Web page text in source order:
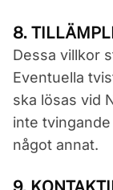
8.
Dessa villkor
Eventuella
ska lösas vid
inte
något annat.